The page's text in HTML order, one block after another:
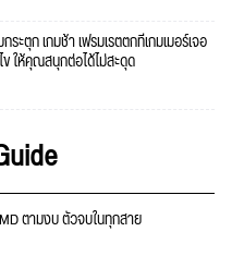
ะตุก เกมช้า เฟรมเรตตกที่เกมเมอร์เจอ
ให้คุณสนุกต่อได้ไม่สะดุด
ตามงบ ตัวจบในทุกสาย